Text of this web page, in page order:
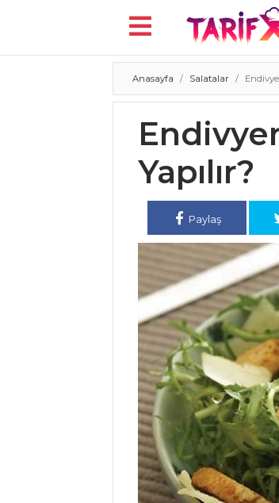
Anasayfa Salatalar
Yapılır?
Paylaş